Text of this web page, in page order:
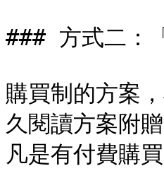
### 方式二：
購買制的方案
久閱讀方案附
凡是有付費購